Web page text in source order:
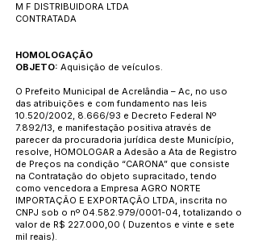
M F DISTRIBUIDORA LTDA
CONTRATADA
HOMOLOGAÇÃO
OBJETO: Aquisição de veículos.
O Prefeito Municipal de Acrelândia – Ac, no uso
das atribuições e com fundamento nas leis
10.520/2002, 8.666/93 e Decreto Federal Nº
7.892/13, e manifestação positiva através de
parecer da procuradoria jurídica deste Município,
resolve, HOMOLOGAR a Adesão a Ata de Registro
de Preços na condição “CARONA” que consiste
na Contratação do objeto supracitado, tendo
como vencedora a Empresa AGRO NORTE
IMPORTAÇÃO E EXPORTAÇÃO LTDA, inscrita no
CNPJ sob o nº 04.582.979/0001-04, totalizando o
valor de R$ 227.000,00 ( Duzentos e vinte e sete
mil reais).